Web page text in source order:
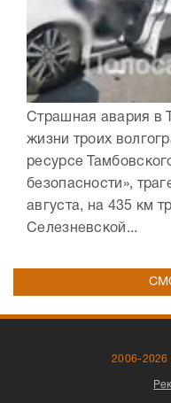
Страшная авария в
жизни троих
ресурсе
безопасности»,
августа, на 435 км
Селезневской...
2006-